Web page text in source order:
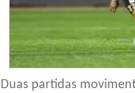
Duas partidas